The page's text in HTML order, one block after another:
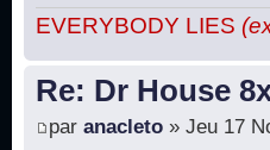
EVERYBODY LIES
Re: Dr House
par anacleto » Jeu 17